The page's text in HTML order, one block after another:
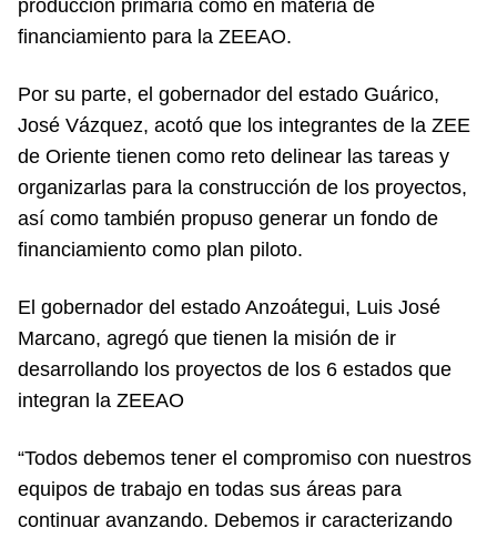
producción primaria como en materia de
financiamiento para la ZEEAO.
Por su parte, el gobernador del estado Guárico,
José Vázquez, acotó que los integrantes de la ZEE
de Oriente tienen como reto delinear las tareas y
organizarlas para la construcción de los proyectos,
así como también propuso generar un fondo de
financiamiento como plan piloto.
El gobernador del estado Anzoátegui, Luis José
Marcano, agregó que tienen la misión de ir
desarrollando los proyectos de los 6 estados que
integran la ZEEAO
“Todos debemos tener el compromiso con nuestros
equipos de trabajo en todas sus áreas para
continuar avanzando. Debemos ir caracterizando